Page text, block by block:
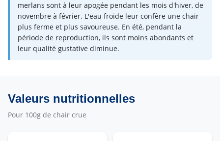
merlans sont à leur apogée pendant les mois d'hiver, de
novembre à février. L'eau froide leur confère une chair
plus ferme et plus savoureuse. En été, pendant la
période de reproduction, ils sont moins abondants et
leur qualité gustative diminue.
Valeurs nutritionnelles
Pour 100g de chair crue